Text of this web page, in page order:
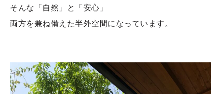
そんな「自然」と「安心」
両方を兼ね備えた半外空間になっています。